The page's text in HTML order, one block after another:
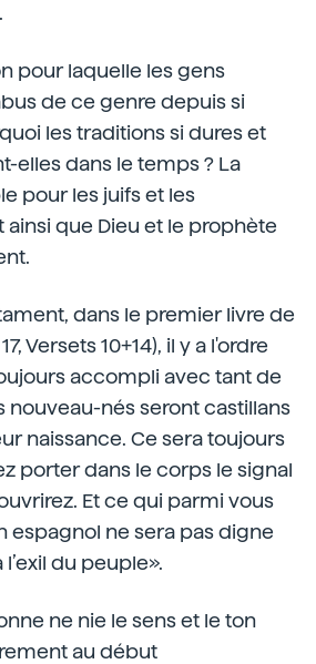
pour laquelle les gens
de ce genre depuis si
les traditions si dures et
elles dans le temps ? La
pour les juifs et les
ainsi que Dieu et le prophète
dans le premier livre de
Versets 10+14), il y a l'ordre
accompli avec tant de
nouveau-nés seront castillans
naissance. Ce sera toujours
porter dans le corps le signal
Et ce qui parmi vous
espagnol ne sera pas digne
du peuple».
ne nie le sens et le ton
au début